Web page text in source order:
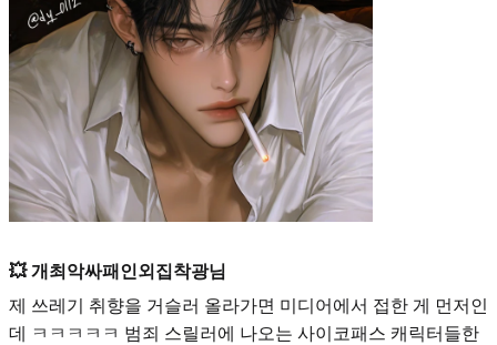
💥 개최악싸패인외집착광님
제 쓰레기 취향을 거슬러 올라가면 미디어에서 접한 게 먼저인
데 ㅋㅋㅋㅋㅋ 범죄 스릴러에 나오는 사이코패스 캐릭터들한